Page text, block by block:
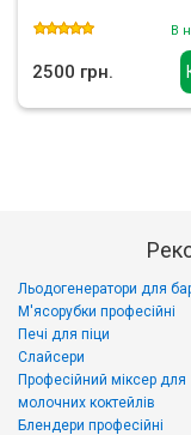
В
2500 грн.
Льодогенератори для
М'ясорубки професійні
Печі для піци
Слайсери
Професійний міксер для
молочних коктейлів
Блендери професійні